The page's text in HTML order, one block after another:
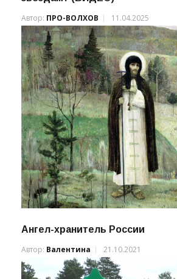
звёздам? (ВИДЕО)
Автор:ПРО-ВОЛХОВ 11.04.2025
Ангел-хранитель России
Автор:Валентина 21.10.2021